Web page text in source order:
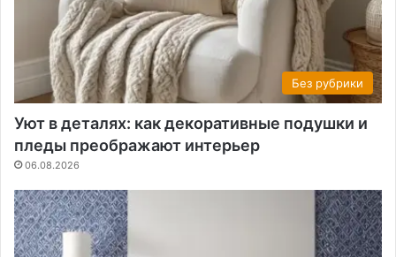
Без рубрики
Уют в деталях: как декоративные подушки и
пледы преображают интерьер
06.08.2026